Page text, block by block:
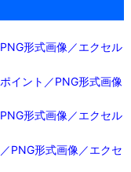
形式画像／エクセル
イント／PNG形式画像
形式画像／エクセル
PNG形式画像／エクセ